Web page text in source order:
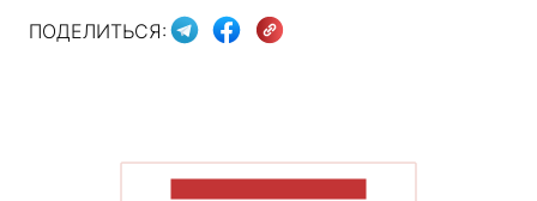
ПОДЕЛИТЬСЯ: